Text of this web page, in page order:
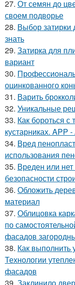
27. От семян до
своем подворье
28. Выбор затирки
знать
29. Затирка для
вариант
30.
оцинкованного
31. Варить
32. Уникальные
33. Как бороться
кустарниках. APP
34. Вред
использования
35. Вреден или
безопасности
36. Обложить
материал
37. Облицовка
по
фасадов
38. Как выполнить
Технологии
фасадов